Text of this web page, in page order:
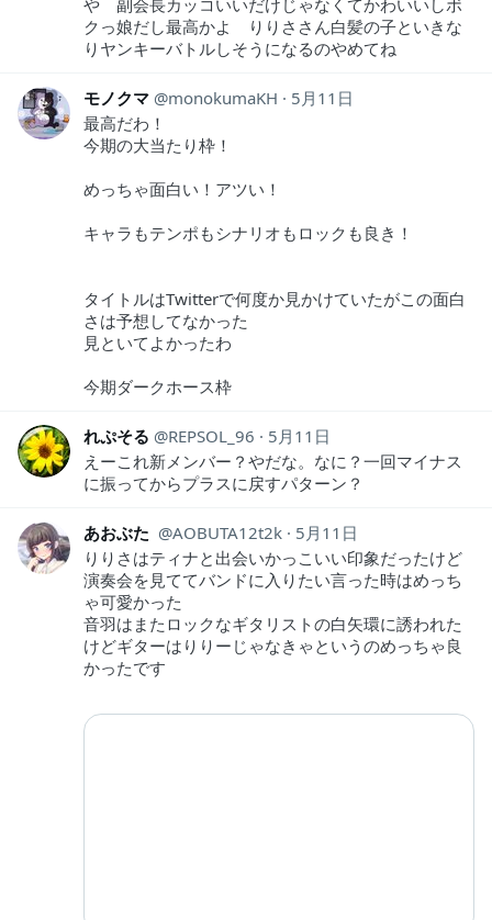
や 副会長カッコいいだけじゃなくてかわいいしボ
クっ娘だし最高かよ りりささん白髪の子といきな
りヤンキーバトルしそうになるのやめてね
モノクマ monokumaKH
5月11日
最高だわ！
今期の大当たり枠！
めっちゃ面白い！アツい！
キャラもテンポもシナリオもロックも良き！
タイトルはTwitterで何度か見かけていたがこの面白
さは予想してなかった
見といてよかったわ
今期ダークホース枠
れぷそる REPSOL_96
5月11日
えーこれ新メンバー？やだな。なに？一回マイナス
に振ってからプラスに戻すパターン？
あおぶた AOBUTA12t2k
5月11日
りりさはティナと出会いかっこいい印象だったけど
演奏会を見ててバンドに入りたい言った時はめっち
ゃ可愛かった
音羽はまたロックなギタリストの白矢環に誘われた
けどギターはりりーじゃなきゃというのめっちゃ良
かったです